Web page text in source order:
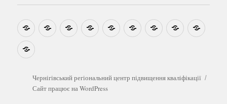
НовиниНавчально-
методичні
Ми
на
Звіти Про
центр
План
графік
Розумовські
зустрічі
Реєстрація
Які
безоплатні
можна
пройти
у
Чернігівський регіональний центр підвищення кваліфікації
Сайт працює на WordPress